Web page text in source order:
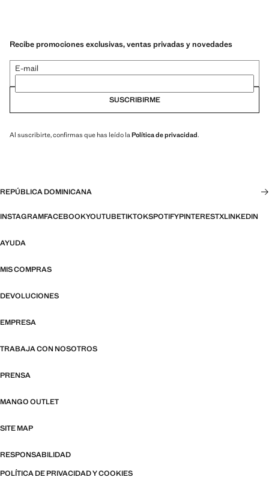
Recibe promociones exclusivas, ventas privadas y novedades
E-mail
SUSCRIBIRME
Al suscribirte, confirmas que has leído la Política de privacidad.
REPÚBLICA DOMINICANA
INSTAGRAMFACEBOOKYOUTUBETIKTOKSPOTIFYPINTERESTXLINKEDIN
AYUDA
MIS COMPRAS
DEVOLUCIONES
EMPRESA
TRABAJA CON NOSOTROS
PRENSA
MANGO OUTLET
SITE MAP
RESPONSABILIDAD
POLÍTICA DE PRIVACIDAD Y COOKIES